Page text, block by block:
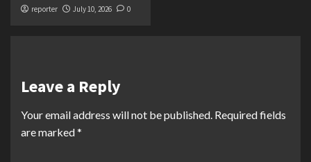
reporter July 10, 2026 0
Leave a Reply
Your email address will not be published. Required fields
are marked*